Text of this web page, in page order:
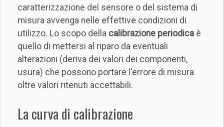
caratterizzazione del sensore o del sistema di
misura avvenga nelle effettive condizioni di
utilizzo. Lo scopo della calibrazione periodica è
quello di mettersi al riparo da eventuali
alterazioni (deriva dei valori dei componenti,
usura) che possono portare l'errore di misura
oltre valori ritenuti accettabili.
La curva di calibrazione